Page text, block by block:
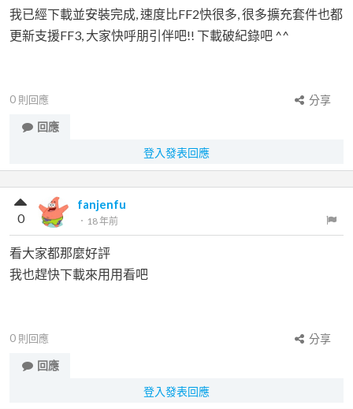
我已經下載並安裝完成, 速度比FF2快很多, 很多擴充套件也都
更新支援FF3, 大家快呼朋引伴吧!! 下載破紀錄吧 ^^
0 則回應
分享
回應
登入發表回應
fanjenfu
． 18 年前
0
看大家都那麼好評
我也趕快下載來用用看吧
0 則回應
分享
回應
登入發表回應